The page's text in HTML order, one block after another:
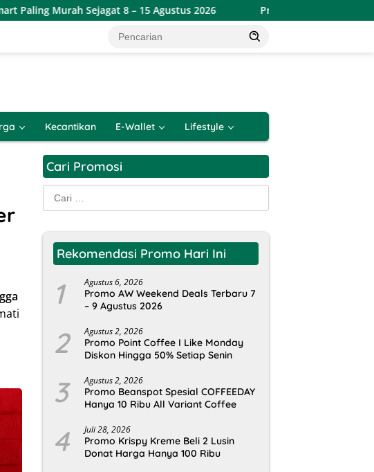
8 – 15 Agustus 2026 Promo Alfamart Double Date Spesial
Kecantikan E-Wallet Lifestyle
Cari Promosi
Cari
untuk:
Rekomendasi Promo Hari Ini
1 Agustus 6, 2026
Promo AW Weekend Deals Terbaru 7
– 9 Agustus 2026
2 Agustus 2, 2026
Promo Point Coffee I Like Monday
Diskon Hingga 50% Setiap Senin
3 Agustus 2, 2026
Promo Beanspot Spesial COFFEEDAY
Hanya 10 Ribu All Variant Coffee
4 Juli 28, 2026
Promo Krispy Kreme Beli 2 Lusin
Donat Harga Hanya 100 Ribu